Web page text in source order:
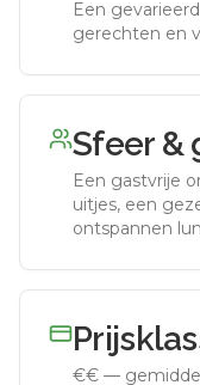
Een
gerechten en
Sfeer &
Een gastvrije
uitjes, een
ontspannen
€€ —